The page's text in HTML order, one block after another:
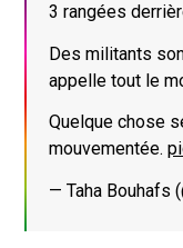
3 rangées
Des militants
appelle tout le
Quelque chose
mouvementée.
— Taha Bouhafs